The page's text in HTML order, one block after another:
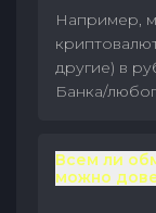
Например,
другие) в
Банка/
Всем ли
можно